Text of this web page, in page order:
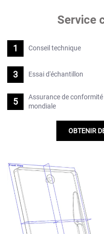
Service
Conseil technique
Essai d'échantillon
Assurance de conformité
mondiale
OBTENIR